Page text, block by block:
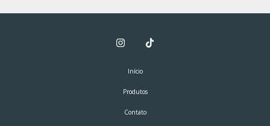
Início
Produtos
Contato